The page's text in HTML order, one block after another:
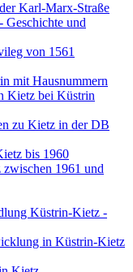
Karl-Marx-Straße
und
von 1561
mit Hausnummern
Kietz bei Küstrin
zu Kietz in der DB
bis 1960
1961 und
Küstrin-Kietz -
in Küstrin-Kietz